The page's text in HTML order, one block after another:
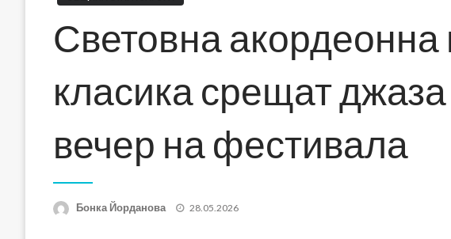
Световна акордеонна
класика срещат джаза
вечер на фестивала
Бонка Йорданова
Posted
28.05.2026